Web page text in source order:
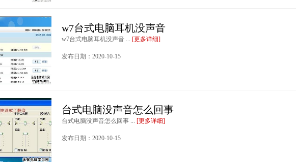
w7台式电脑耳机没声音
w7台式电脑耳机没声音 ... [更多详细]
发布日期：2020-10-15
台式电脑没声音怎么回事
台式电脑没声音怎么回事 ... [更多详细]
发布日期：2020-10-15